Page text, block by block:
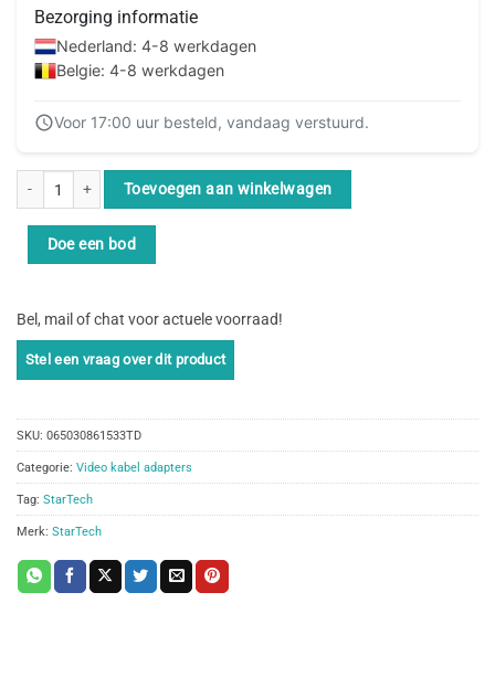
Bezorging informatie
Nederland: 4-8 werkdagen
Belgie: 4-8 werkdagen
Voor 17:00 uur besteld, vandaag verstuurd.
StarTech.com DisplayPort naar DVI converterkabel 91 cm 1920x1200 aantal
Toevoegen aan winkelwagen
Doe een bod
Bel, mail of chat voor actuele voorraad!
SKU: 065030861533TD
Categorie: Video kabel adapters
Tag: StarTech
Merk: StarTech